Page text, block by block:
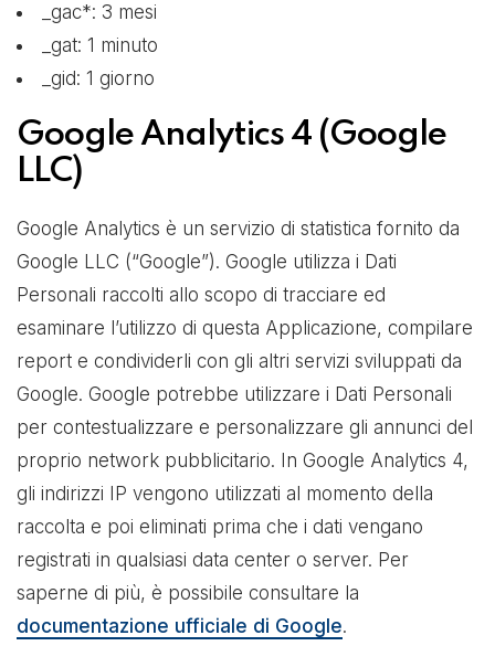
_gac*: 3 mesi
_gat: 1 minuto
_gid: 1 giorno
Google Analytics 4 (Google
LLC)
Google Analytics è un servizio di statistica fornito da
Google LLC (“Google”). Google utilizza i Dati
Personali raccolti allo scopo di tracciare ed
esaminare l’utilizzo di questa Applicazione, compilare
report e condividerli con gli altri servizi sviluppati da
Google. Google potrebbe utilizzare i Dati Personali
per contestualizzare e personalizzare gli annunci del
proprio network pubblicitario. In Google Analytics 4,
gli indirizzi IP vengono utilizzati al momento della
raccolta e poi eliminati prima che i dati vengano
registrati in qualsiasi data center o server. Per
saperne di più, è possibile consultare la
documentazione ufficiale di Google.